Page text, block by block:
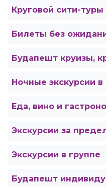
Круговой сити-туры
Билеты без
Будапешт круизы,
Ночные экскурсии
Еда, вино и
Экскурсии за
Экскурсии в группе
Будапешт